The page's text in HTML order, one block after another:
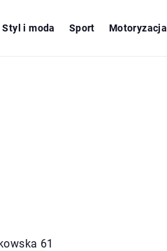
Styl i moda Sport Motoryzacja
61